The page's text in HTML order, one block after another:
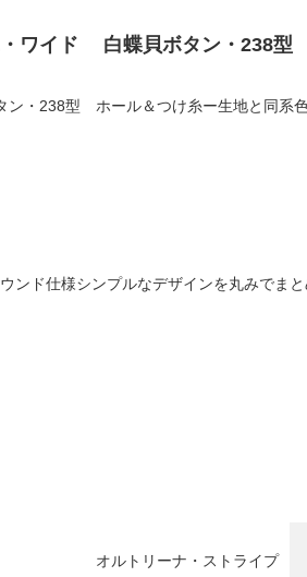
・ワイド 白蝶貝ボタン・238
・238型 ホール＆つけ糸ー生地と同系
ンド仕様シンプルなデザインを丸みでま
オルトリーナ・ストライプ